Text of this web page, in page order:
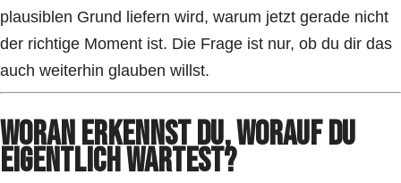
plausiblen Grund liefern wird, warum jetzt gerade nicht
der richtige Moment ist. Die Frage ist nur, ob du dir das
auch weiterhin glauben willst.
Woran erkennst du, worauf du
eigentlich wartest?